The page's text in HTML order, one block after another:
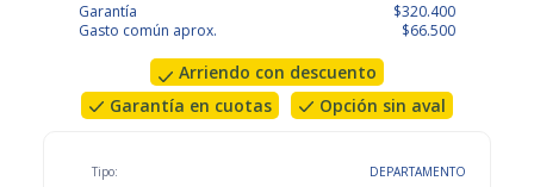
Garantía
Gasto común aprox.
$320.400
$66.500
Arriendo con descuento
Garantía en cuotas
Opción sin aval
Tipo:
DEPARTAMENTO